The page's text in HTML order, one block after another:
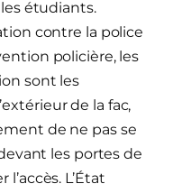
étudiants.
contre la police
policière, les
sont les
de la fac,
de ne pas se
les portes de
L’État